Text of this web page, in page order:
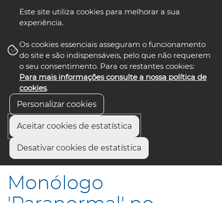
Este site utiliza cookies para melhorar a sua
experiência.
Os cookies essenciais asseguram o funcionamento
do site e são indispensáveis, pelo que não requerem
o seu consentimento. Para os restantes cookies:
Para mais informações consulte a nossa política de
cookies.
Personalizar cookies
Aceitar cookies de estatística
Desativar cookies de estatística
nos select language
Início
Monólogo "Paranormal" no Cineteatro Anadia
Monólogo